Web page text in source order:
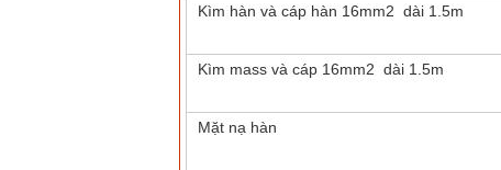
Kìm hàn và cáp hàn 16mm2 dài 1.5m
Kìm mass và cáp 16mm2 dài 1.5m
Mặt nạ hàn